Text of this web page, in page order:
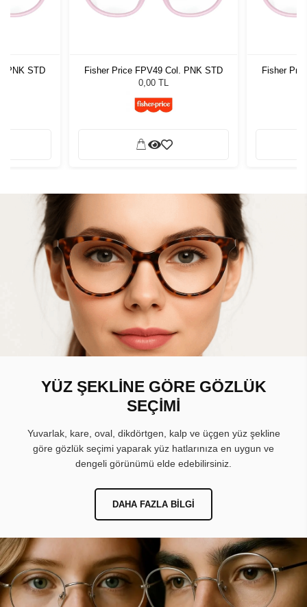
PNK STD
Fisher Price FPV49 Col. PNK STD
0,00 TL
Fisher
YÜZ ŞEKLİNE GÖRE GÖZLÜK
SEÇİMİ
Yuvarlak, kare, oval, dikdörtgen, kalp ve üçgen yüz şekline
göre gözlük seçimi yaparak yüz hatlarınıza en uygun ve
dengeli görünümü elde edebilirsiniz.
DAHA FAZLA BILGI